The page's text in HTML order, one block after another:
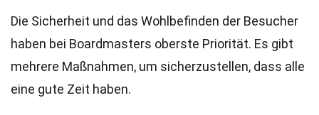
Die Sicherheit und das Wohlbefinden der Besucher
haben bei Boardmasters oberste Priorität. Es gibt
mehrere Maßnahmen, um sicherzustellen, dass alle
eine gute Zeit haben.